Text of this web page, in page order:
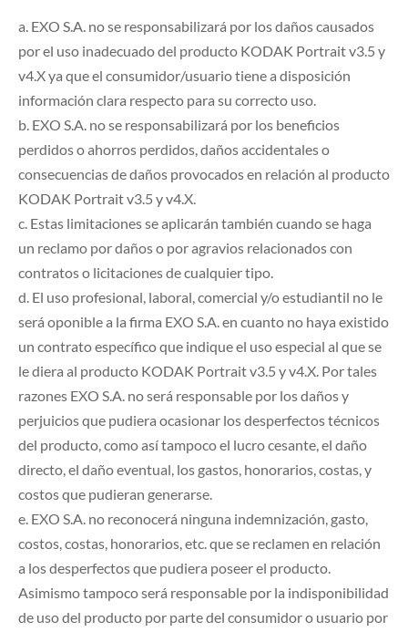
a. EXO S.A. no se responsabilizará por los daños causados
por el uso inadecuado del producto KODAK Portrait v3.5 y
v4.X ya que el consumidor/usuario tiene a disposición
información clara respecto para su correcto uso.
b. EXO S.A. no se responsabilizará por los beneficios
perdidos o ahorros perdidos, daños accidentales o
consecuencias de daños provocados en relación al producto
KODAK Portrait v3.5 y v4.X.
c. Estas limitaciones se aplicarán también cuando se haga
un reclamo por daños o por agravios relacionados con
contratos o licitaciones de cualquier tipo.
d. El uso profesional, laboral, comercial y/o estudiantil no le
será oponible a la firma EXO S.A. en cuanto no haya existido
un contrato específico que indique el uso especial al que se
le diera al producto KODAK Portrait v3.5 y v4.X. Por tales
razones EXO S.A. no será responsable por los daños y
perjuicios que pudiera ocasionar los desperfectos técnicos
del producto, como así tampoco el lucro cesante, el daño
directo, el daño eventual, los gastos, honorarios, costas, y
costos que pudieran generarse.
e. EXO S.A. no reconocerá ninguna indemnización, gasto,
costos, costas, honorarios, etc. que se reclamen en relación
a los desperfectos que pudiera poseer el producto.
Asimismo tampoco será responsable por la indisponibilidad
de uso del producto por parte del consumidor o usuario por